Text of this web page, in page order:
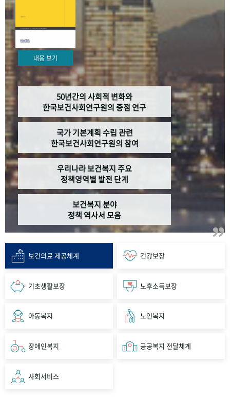
VR 역사관
내용 보기
50년간의 사회적 변화와
한국보건사회연구원의 중점 연구
국가 기본계획 수립 관련
한국보건사회연구원의 참여
우리나라 보건복지 주요
정책영역별 발전 단계
보건복지 분야
정책 역사서 모음
보건의료 제공체계 건강보장
기초생활보장 노후소득보장
아동복지 노인복지
장애인복지 공공복지 전달체계
사회서비스